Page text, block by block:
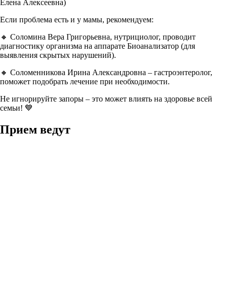
Елена Алексеевна)
Если проблема есть и у мамы, рекомендуем:
🔸 Соломина Вера Григорьевна, нутрициолог, проводит
диагностику организма на аппарате Биоанализатор (для
выявления скрытых нарушений).
🔸 Соломенникова Ирина Александровна – гастроэнтеролог,
поможет подобрать лечение при необходимости.
Не игнорируйте запоры – это может влиять на здоровье всей
семьи! 💙
Прием ведут